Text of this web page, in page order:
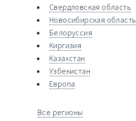
Свердловская область
Новосибирская область
Белоруссия
Киргизия
Казахстан
Узбекистан
Европа
Все регионы